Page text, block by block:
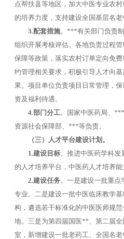
点帮扶县等地区，加大中医专业农
的培养力度，支持建设全国基层名老
3.配套措施。***有关部门负责
组织开展考核评估。各地负责过程
保障等政策，落实农村订单定向免
约管理相关要求，积极引导人才向
果。项目单位负责项目日常管理，
资及福利待遇。
4.部门分工。国家中医药局、
资源社会保障部、***等负责。
（三）人才平台建设计划。
1.建设目标。推进中医药学科发
的人才培养平台，中医药人才培养能
2.建设任务。一是建设一批重点
专业。二是建设一批中医临床教学
构，遴选若干标准化的中医医师规
地。三是为第四届国医**、第二届
室，新增建设一批老药工、全国名